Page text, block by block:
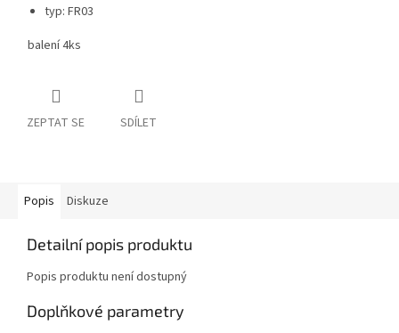
typ: FR03
balení 4ks
ZEPTAT SE SDÍLET
Popis Diskuze
Detailní popis produktu
Popis produktu není dostupný
Doplňkové parametry